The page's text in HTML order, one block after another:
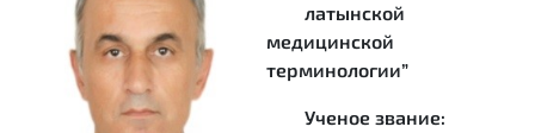
латынской
медицинской
терминологии”
Ученое звание: